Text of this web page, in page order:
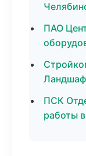
ПАО
ПСК
работы